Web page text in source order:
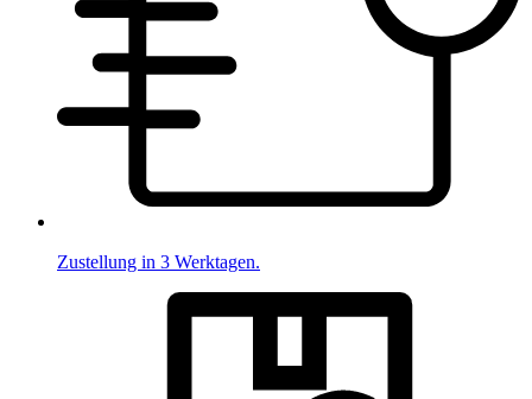
Zustellung in 3 Werktagen.